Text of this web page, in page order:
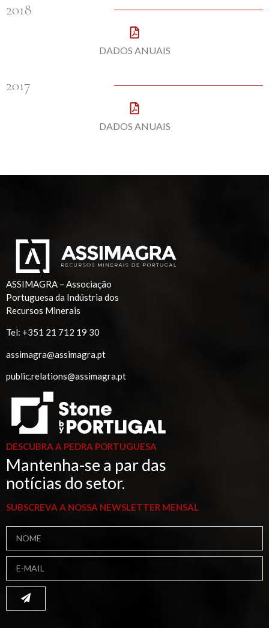
2018
DADOS ANUAIS
2017
DADOS ANUAIS
ASSIMAGRA – Associação
Portuguesa da Indústria dos
Recursos Minerais
Tel: +351 21 712 19 30
assimagra@assimagra.pt
public.relations@assimagra.pt
DESCUBRA A PEDRA PORTUGUESA
Mantenha-se a par das
notícias do setor.
SUBSCREVA A NOSSA NEWSLETTER MENSAL